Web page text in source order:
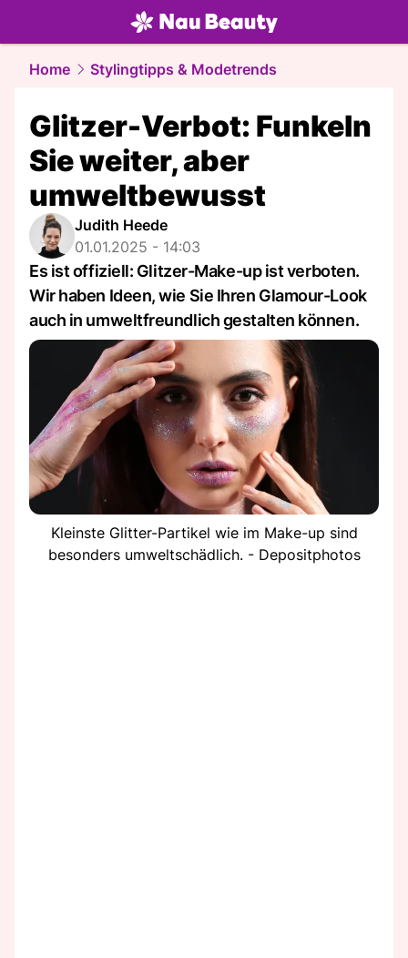
beauty.NAU.ch
Home Stylingtipps & Modetrends
Glitzer-Verbot: Funkeln
Sie weiter, aber
umweltbewusst
Judith Heede
01.01.2025 - 14:03
Es ist offiziell: Glitzer-Make-up ist verboten.
Wir haben Ideen, wie Sie Ihren Glamour-Look
auch in umweltfreundlich gestalten können.
Kleinste Glitter-Partikel wie im Make-up sind
besonders umweltschädlich. - Depositphotos